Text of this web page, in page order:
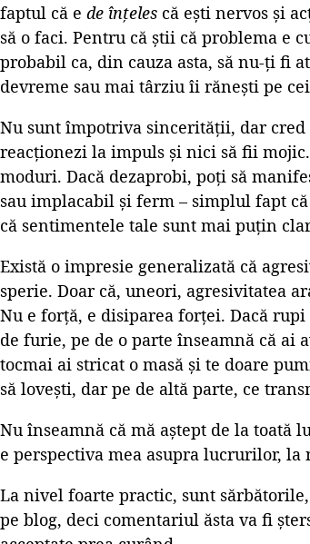
faptul că e de înțeles că ești nervos și
să o faci. Pentru că știi că problema e
probabil ca, din cauza asta, să nu-ți fi
devreme sau mai târziu îi rănești pe
Nu sunt împotriva sincerității, dar cred
reacționezi la impuls și nici să fii
moduri. Dacă dezaprobi, poți să
sau implacabil și ferm – simplul fapt
că sentimentele tale sunt mai puțin
Există o impresie generalizată că
sperie. Doar că, uneori, agresivitatea
Nu e forță, e disiparea forței. Dacă
de furie, pe de o parte înseamnă că ai
tocmai ai stricat o masă și te doare
să lovești, dar pe de altă parte, ce
Nu înseamnă că mă aștept de la toată
e perspectiva mea asupra lucrurilor,
La nivel foarte practic, sunt
pe blog, deci comentariul ăsta va fi